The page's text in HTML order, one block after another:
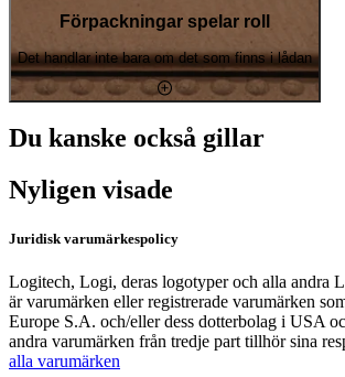
Förpackningar spelar roll
Det handlar inte bara om det som finns i lådan
Du kanske också gillar
Nyligen visade
Juridisk varumärkespolicy
Logitech, Logi, deras logotyper och alla andra
är varumärken eller registrerade varumärken
Europe S.A. och/eller dess dotterbolag i USA
andra varumärken från tredje part tillhör sina
alla varumärken